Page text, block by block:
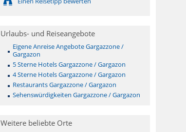
Urlaubs- und Reiseangebote
Eigene Anreise Angebote Gargazzone /
Gargazon
5 Sterne Hotels Gargazzone / Gargazon
4 Sterne Hotels Gargazzone / Gargazon
Restaurants Gargazzone / Gargazon
Sehenswürdigkeiten Gargazzone / Gargazon
Weitere beliebte Orte